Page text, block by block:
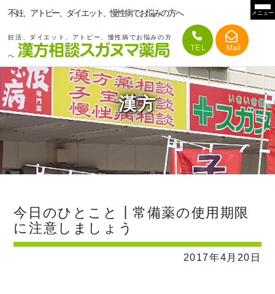
不妊、アトピー、ダイエット、慢性病でお悩みの方へ
妊活、ダイエット、アトピー、慢性病でお悩みの方
へ
メニュー
漢方
今日のひとこと┃常備薬の使用期限
に注意しましょう
2017年4月20日